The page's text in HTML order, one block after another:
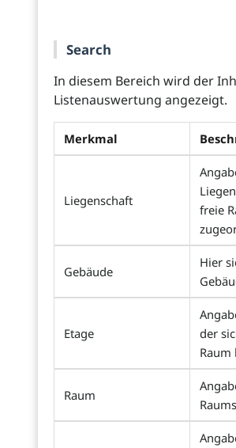
Search
In diesem Bereich wird der
Listenauswertung angezeigt.
Merkmal
Liegenschaft
freie
Gebäude
Hier
Etage
der
Raum
Raum